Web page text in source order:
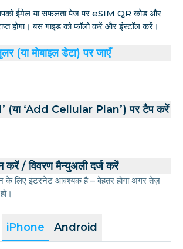
ईमेल या सफलता पेज पर eSIM QR कोड और
होगा। बस गाइड को फॉलो करें और इंस्टॉल करें।
iPhone Android
(या मोबाइल डेटा) पर जाएँ
(या ‘Add Cellular Plan’) पर टैप करें
/ विवरण मैन्युअली दर्ज करें
के लिए इंटरनेट आवश्यक है – बेहतर होगा अगर तेज़